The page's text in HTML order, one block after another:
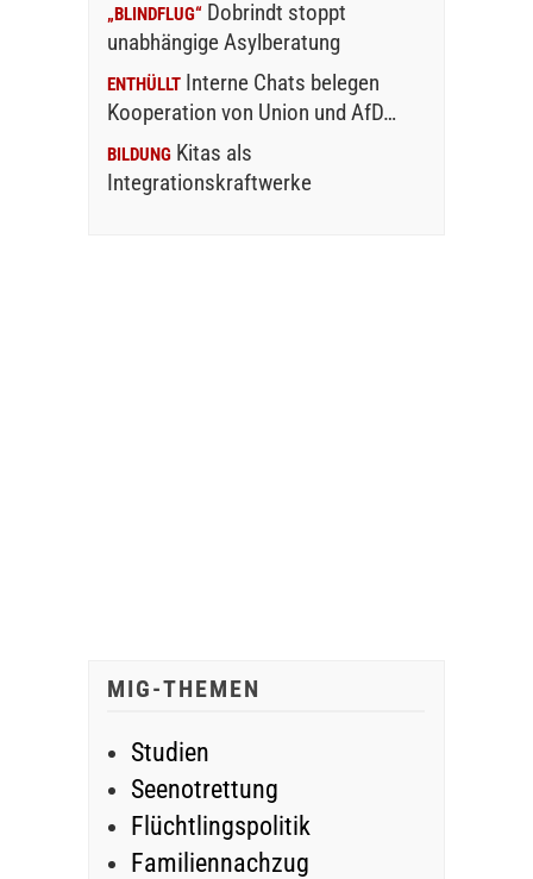
„BLINDFLUG“ Dobrindt stoppt
unabhängige Asylberatung
ENTHÜLLT Interne Chats belegen
Kooperation von Union und AfD…
BILDUNG Kitas als
Integrationskraftwerke
MIG-THEMEN
Studien
Seenotrettung
Flüchtlingspolitik
Familiennachzug